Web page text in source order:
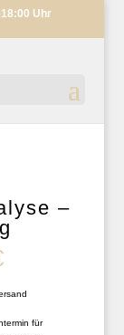
Uhr
–
für